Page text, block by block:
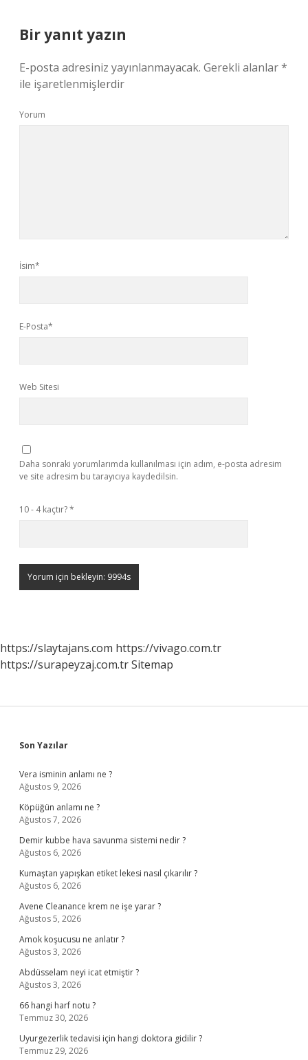
Bir yanıt yazın
E-posta adresiniz yayınlanmayacak. Gerekli alanlar*
ile işaretlenmişlerdir
Yorum
İsim*
E-Posta*
Web Sitesi
Daha sonraki yorumlarımda kullanılması için adım, e-posta adresim
ve site adresim bu tarayıcıya kaydedilsin.
10 - 4 kaçtır?*
https://slaytajans.com https://vivago.com.tr
https://surapeyzaj.com.trSitemap
Sidebar
Son Yazılar
Vera isminin anlamı ne ?
Ağustos 9, 2026
Köpüğün anlamı ne ?
Ağustos 7, 2026
Demir kubbe hava savunma sistemi nedir ?
Ağustos 6, 2026
Kumaştan yapışkan etiket lekesi nasıl çıkarılır ?
Ağustos 6, 2026
Avene Cleanance krem ne işe yarar ?
Ağustos 5, 2026
Amok koşucusu ne anlatır ?
Ağustos 3, 2026
Abdüsselam neyi icat etmiştir ?
Ağustos 3, 2026
66 hangi harf notu ?
Temmuz 30, 2026
Uyurgezerlik tedavisi için hangi doktora gidilir ?
Temmuz 29, 2026